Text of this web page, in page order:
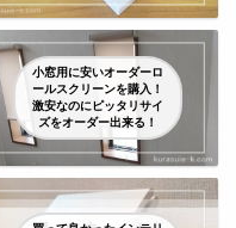
小窓用に安いオーダーロ
ールスクリーンを購入！
激安なのにピッタリサイ
ズをオーダー出来る！